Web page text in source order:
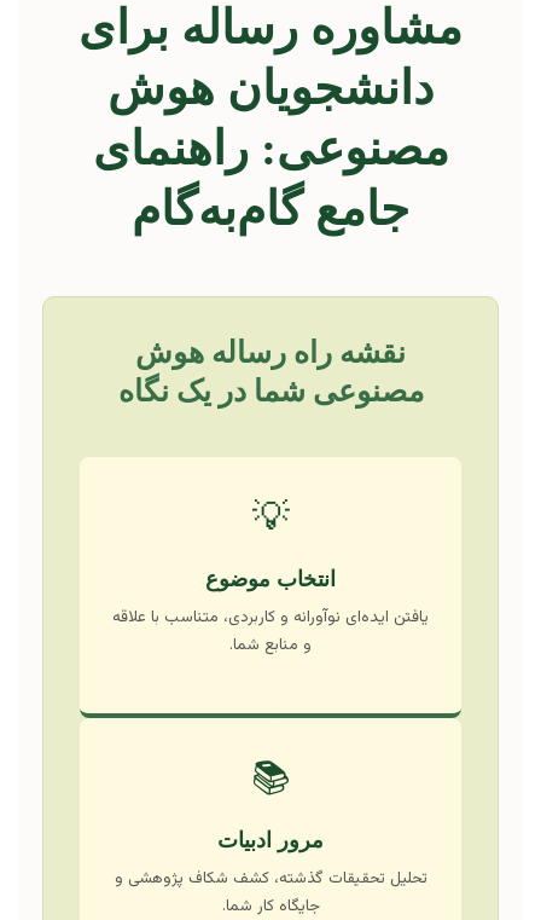
مشاوره رساله برای
دانشجویان هوش
مصنوعی: راهنمای
جامع گام‌به‌گام
نقشه راه رساله هوش
مصنوعی شما در یک نگاه
💡
انتخاب موضوع
یافتن ایده‌ای نوآورانه و کاربردی، متناسب با علاقه
و منابع شما.
📚
مرور ادبیات
تحلیل تحقیقات گذشته، کشف شکاف پژوهشی و
جایگاه کار شما.